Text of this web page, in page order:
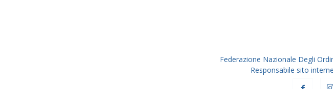
Federazione Nazionale Degli
Responsabile sito